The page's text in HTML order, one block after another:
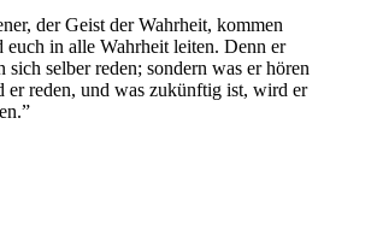
der Geist der Wahrheit, kommen
in alle Wahrheit leiten. Denn er
selber reden; sondern was er hören
er reden, und was zukünftig ist, wird er
”